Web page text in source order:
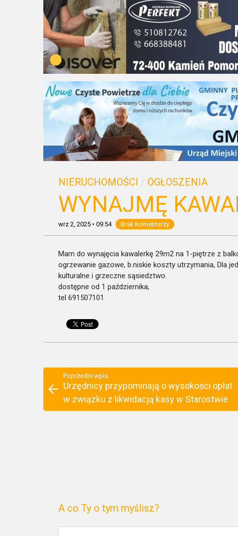
NIERUCHOMOŚCI / OGŁOSZENIA
WYNAJMĘ
wrz 2, 2025 • 09:54 Brak Komentarzy
Mam do wynajęcia kawalerkę 29m2 na 1-piętrze z
ogrzewanie gazowe, b.niskie koszty utrzymania, Dla
kulturalne i grzeczne sąsiedztwo.
dostępne od 1 października,
tel 691507101
Poprzedni wpis
Urzędnicy przypominają o wysokości opłat
w związku z likwidacją kasy w Starostwie
A co Ty o tym myślisz?